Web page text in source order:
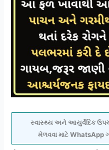
સ્વાસ્થ્ય અને આયુર્વેદિક
મેળવવા માટે WhatsApp